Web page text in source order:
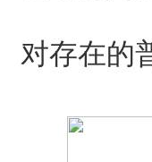
对存在的